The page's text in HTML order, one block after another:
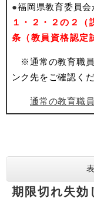
●福岡県教育委員
１・２・２の２（
条（教員資格認定
※通常の教育職員
ンク先をご確認くだ
通常の教育職
期限切れ失効